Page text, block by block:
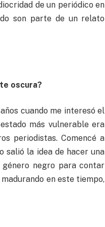
de un periódico en
son parte de un relato
oscura?
cuando me interesó el
más vulnerable era
periodistas. Comencé a
salió la idea de hacer una
negro para contar
en este tiempo,